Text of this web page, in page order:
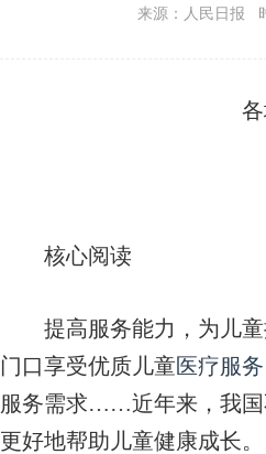
来源：人民日报
核心阅读
提高服务能力，为儿
门口享受优质儿童医疗服务
服务需求……近年来，我国
更好地帮助儿童健康成